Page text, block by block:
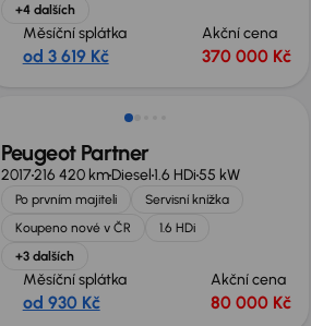
+4 dalších
Měsíční splátka
od 3 619 Kč
Akční cena
370 000 Kč
Zlevněno o 10 000 Kč
Peugeot Partner
2017216 420 kmDiesel1.6 HDi55 kW
Po prvním majiteli
Servisní knížka
Koupeno nové v ČR
1.6 HDi
+3 dalších
Měsíční splátka
od 930 Kč
Akční cena
80 000 Kč
Možnost odpočtu DPH